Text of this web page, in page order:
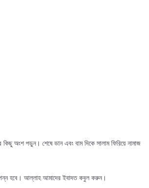
অংশ পড়ুন। শেষে ডান এবং বাম দিকে সালাম ফিরিয়ে নামাজ
হবে। আল্লাহ আমাদের ইবাদত কবুল করুন।